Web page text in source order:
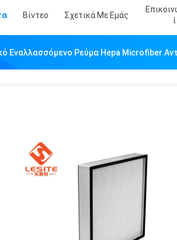
Βίντεο Σχετικά Με Εμάς
Εναλλασσόμενο Ρεύμα Hepa Microfiber